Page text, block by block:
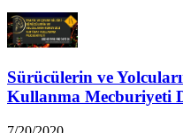
Sürücülerin ve
Kullanma Mecburiyeti